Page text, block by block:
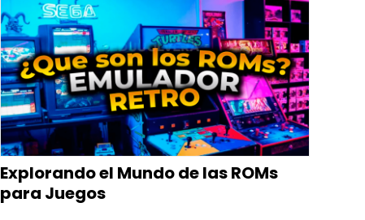
Explorando el Mundo de las ROMs
para Juegos